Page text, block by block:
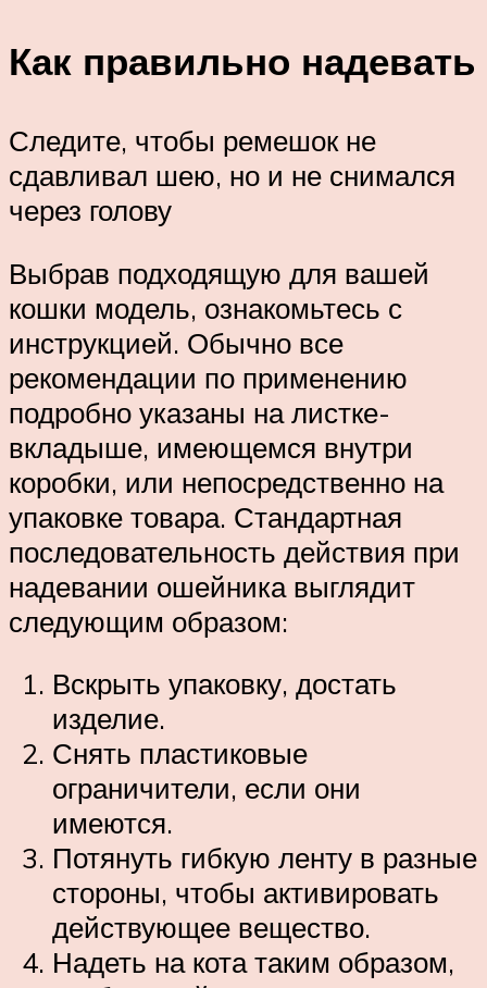
Как правильно надевать
Следите, чтобы ремешок не
сдавливал шею, но и не снимался
через голову
Выбрав подходящую для вашей
кошки модель, ознакомьтесь с
инструкцией. Обычно все
рекомендации по применению
подробно указаны на листке-
вкладыше, имеющемся внутри
коробки, или непосредственно на
упаковке товара. Стандартная
последовательность действия при
надевании ошейника выглядит
следующим образом:
Вскрыть упаковку, достать
изделие.
Снять пластиковые
ограничители, если они
имеются.
Потянуть гибкую ленту в разные
стороны, чтобы активировать
действующее вещество.
Надеть на кота таким образом,